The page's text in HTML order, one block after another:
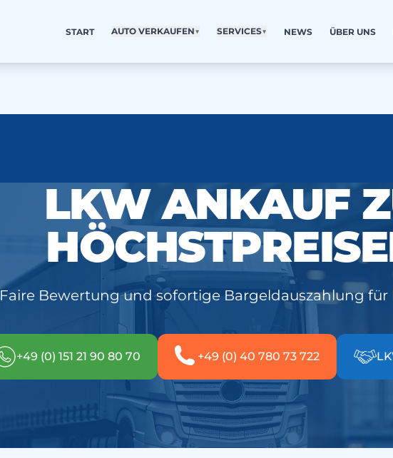
START AUTO VERKAUFEN▼ SERVICES▼ NEWS ÜBER UNS
LKW ANKAUF
Faire Bewertung und sofortige Bargeldauszahlung für
+49 (0) 151 21 90 80 70 +49 (0) 40 780 73 722